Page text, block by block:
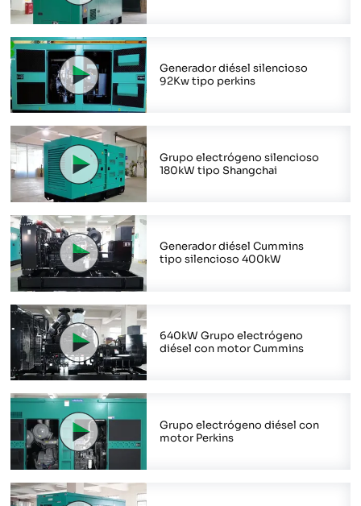
Generador diésel silencioso
92Kw tipo perkins
Grupo electrógeno silencioso
180kW tipo Shangchai
Generador diésel Cummins
tipo silencioso 400kW
640kW Grupo electrógeno
diésel con motor Cummins
Grupo electrógeno diésel con
motor Perkins